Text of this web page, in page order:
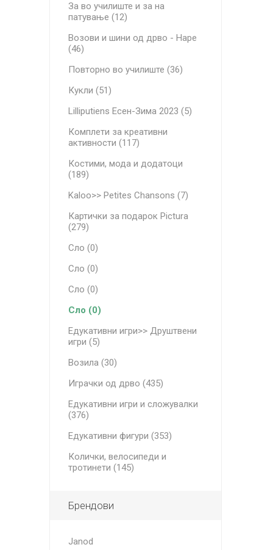
За во училиште и за на
патување (12)
Возови и шини од дрво - Hape
(46)
Повторно во училиште (36)
Кукли (51)
Lilliputiens Есен-Зима 2023 (5)
Комплети за креативни
активности (117)
Костими, мода и додатоци
(189)
Kaloo>> Petites Chansons (7)
Картички за подарок Pictura
(279)
Сло (0)
Сло (0)
Сло (0)
Сло (0)
Едукативни игри>> Друштвени
игри (5)
Возила (30)
Играчки од дрво (435)
Едукативни игри и сложувалки
(376)
Едукативни фигури (353)
Колички, велосипеди и
тротинети (145)
Брендови
Janod